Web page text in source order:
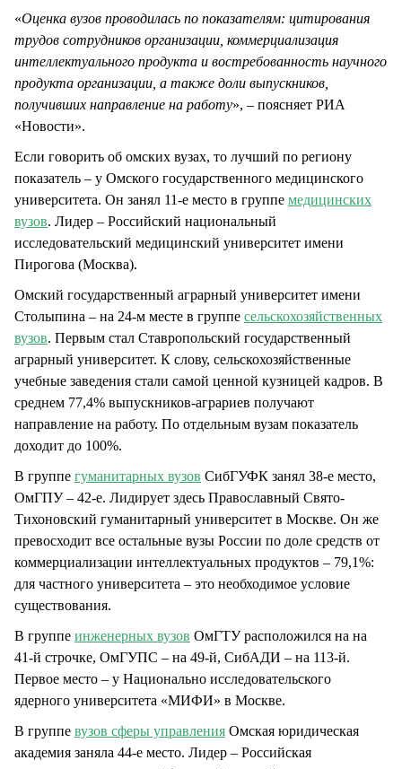
«Оценка вузов проводилась по показателям: цитирования
трудов сотрудников организации, коммерциализация
интеллектуального продукта и востребованность научного
продукта организации, а также доли выпускников,
получивших направление на работу», – поясняет РИА
«Новости».
Если говорить об омских вузах, то лучший по региону
показатель – у Омского государственного медицинского
университета. Он занял 11-е место в группе медицинских
вузов. Лидер – Российский национальный
исследовательский медицинский университет имени
Пирогова (Москва).
Омский государственный аграрный университет имени
Столыпина – на 24-м месте в группе сельскохозяйственных
вузов. Первым стал Ставропольский государственный
аграрный университет. К слову, сельскохозяйственные
учебные заведения стали самой ценной кузницей кадров. В
среднем 77,4% выпускников-аграриев получают
направление на работу. По отдельным вузам показатель
доходит до 100%.
В группе гуманитарных вузов СибГУФК занял 38-е место,
ОмГПУ – 42-е. Лидирует здесь Православный Свято-
Тихоновский гуманитарный университет в Москве. Он же
превосходит все остальные вузы России по доле средств от
коммерциализации интеллектуальных продуктов – 79,1%:
для частного университета – это необходимое условие
существования.
В группе инженерных вузов ОмГТУ расположился на на
41-й строчке, ОмГУПС – на 49-й, СибАДИ – на 113-й.
Первое место – у Национально исследовательского
ядерного университета «МИФИ» в Москве.
В группе вузов сферы управления Омская юридическая
академия заняла 44-е место. Лидер – Российская